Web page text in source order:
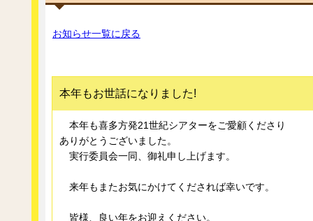
お知らせ一覧に戻る
本年もお世話になりました!
本年も喜多方発21世紀シアターをご愛顧くださり
ありがとうございました。
実行委員会一同、御礼申し上げます。
来年もまたお気にかけてくだされば幸いです。
皆様、良い年をお迎えください。